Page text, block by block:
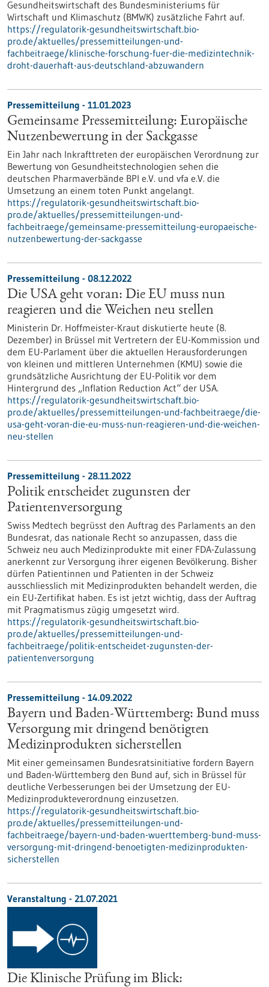
Gesundheitswirtschaft des Bundesministeriums für
Wirtschaft und Klimaschutz (BMWK) zusätzliche Fahrt auf.
https://regulatorik-gesundheitswirtschaft.bio-
pro.de/aktuelles/pressemitteilungen-und-
fachbeitraege/klinische-forschung-fuer-die-medizintechnik-
droht-dauerhaft-aus-deutschland-abzuwandern
Pressemitteilung - 11.01.2023
Gemeinsame Pressemitteilung: Europäische
Nutzenbewertung in der Sackgasse
Ein Jahr nach Inkrafttreten der europäischen Verordnung zur
Bewertung von Gesundheitstechnologien sehen die
deutschen Pharmaverbände BPI e.V. und vfa e.V. die
Umsetzung an einem toten Punkt angelangt.
https://regulatorik-gesundheitswirtschaft.bio-
pro.de/aktuelles/pressemitteilungen-und-
fachbeitraege/gemeinsame-pressemitteilung-europaeische-
nutzenbewertung-der-sackgasse
Pressemitteilung - 08.12.2022
Die USA geht voran: Die EU muss nun
reagieren und die Weichen neu stellen
Ministerin Dr. Hoffmeister-Kraut diskutierte heute (8.
Dezember) in Brüssel mit Vertretern der EU-Kommission und
dem EU-Parlament über die aktuellen Herausforderungen
von kleinen und mittleren Unternehmen (KMU) sowie die
grundsätzliche Ausrichtung der EU-Politik vor dem
Hintergrund des „Inflation Reduction Act“ der USA.
https://regulatorik-gesundheitswirtschaft.bio-
pro.de/aktuelles/pressemitteilungen-und-fachbeitraege/die-
usa-geht-voran-die-eu-muss-nun-reagieren-und-die-weichen-
neu-stellen
Pressemitteilung - 28.11.2022
Politik entscheidet zugunsten der
Patientenversorgung
Swiss Medtech begrüsst den Auftrag des Parlaments an den
Bundesrat, das nationale Recht so anzupassen, dass die
Schweiz neu auch Medizinprodukte mit einer FDA-Zulassung
anerkennt zur Versorgung ihrer eigenen Bevölkerung. Bisher
dürfen Patientinnen und Patienten in der Schweiz
ausschliesslich mit Medizinprodukten behandelt werden, die
ein EU-Zertifikat haben. Es ist jetzt wichtig, dass der Auftrag
mit Pragmatismus zügig umgesetzt wird.
https://regulatorik-gesundheitswirtschaft.bio-
pro.de/aktuelles/pressemitteilungen-und-
fachbeitraege/politik-entscheidet-zugunsten-der-
patientenversorgung
Pressemitteilung - 14.09.2022
Bayern und Baden-Württemberg: Bund muss
Versorgung mit dringend benötigten
Medizinprodukten sicherstellen
Mit einer gemeinsamen Bundesratsinitiative fordern Bayern
und Baden-Württemberg den Bund auf, sich in Brüssel für
deutliche Verbesserungen bei der Umsetzung der EU-
Medizinprodukteverordnung einzusetzen.
https://regulatorik-gesundheitswirtschaft.bio-
pro.de/aktuelles/pressemitteilungen-und-
fachbeitraege/bayern-und-baden-wuerttemberg-bund-muss-
versorgung-mit-dringend-benoetigten-medizinprodukten-
sicherstellen
Veranstaltung - 21.07.2021
Die Klinische Prüfung im Blick: